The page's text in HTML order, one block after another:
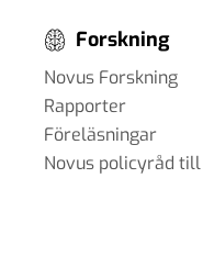
Forskning
Novus Forskning
Rapporter
Föreläsningar
Novus policyråd